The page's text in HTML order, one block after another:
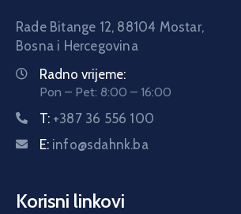
Rade Bitange 12, 88104 Mostar,
Bosna i Hercegovina
Radno vrijeme:
Pon – Pet: 8:00 – 16:00
T: +387 36 556 100
E: info@sdahnk.ba
Korisni linkovi